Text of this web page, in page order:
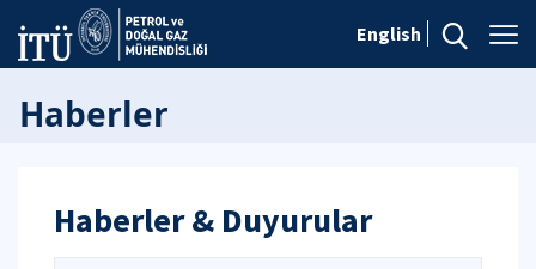
English
Haberler
Haberler & Duyurular